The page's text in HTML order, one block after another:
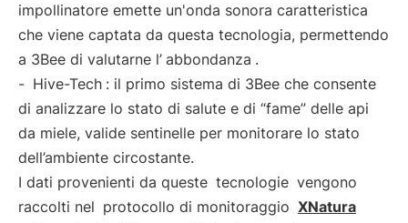
impollinatore emette un'onda sonora caratteristica
che viene captata da questa tecnologia, permettendo
a 3Bee di valutarne l’ abbondanza .
- Hive-Tech : il primo sistema di 3Bee che consente
di analizzare lo stato di salute e di “fame” delle api
da miele, valide sentinelle per monitorare lo stato
dell’ambiente circostante.
I dati provenienti da queste tecnologie vengono
raccolti nel protocollo di monitoraggio XNatura